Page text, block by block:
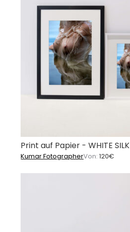
Print auf Papier - WHITE SILK
Kumar FotographerVon:120€